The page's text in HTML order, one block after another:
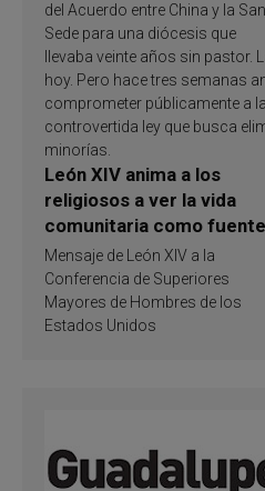
del Acuerdo entre China y la
Sede para una diócesis que
llevaba veinte años sin pastor.
hoy. Pero hace tres semanas
comprometer públicamente a
controvertida ley que busca
minorías.
León XIV anima a los
religiosos a ver la vida
comunitaria como fuente
de inspiración y
santificación
Mensaje de León XIV a la
Conferencia de Superiores
Mayores de Hombres de los
Estados Unidos